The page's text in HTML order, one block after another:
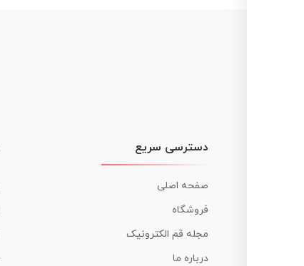
دسترسی سریع
صفحه اصلی
فروشگاه
مجله قم الکترونیک
درباره ما